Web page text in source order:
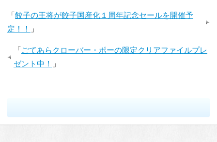
「 餃子の王将が餃子国産化１周年記念セールを開催予
定！！
」
「 ごてあらクローバー・ポーの限定クリアファイルプレ
ゼント中！
」